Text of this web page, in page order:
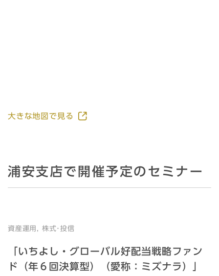
大きな地図で見る
浦安支店で開催予定のセミナー
資産運用, 株式･投信
「いちよし・グローバル好配当戦略ファン
ド（年６回決算型）（愛称：ミズナラ）」